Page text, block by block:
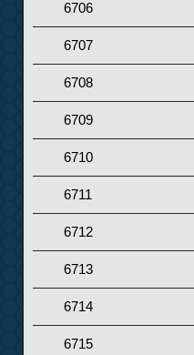
6706
6707
6708
6709
6710
6711
6712
6713
6714
6715